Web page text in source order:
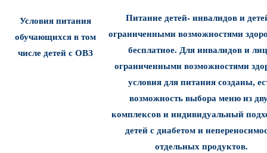
Условия питания
обучающихся в том
числе детей с ОВЗ
Питание детей- инвалидов и
ограниченными возможностями
бесплатное. Для инвалидов и
ограниченными возможностями
условия для питания созданы,
возможность выбора меню из
комплексов и индивидуальный
детей с диабетом и
отдельных продуктов.